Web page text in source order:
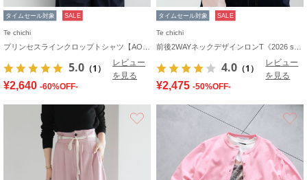
タイムセール対象 SALE
Te chichi
5.0 （1）
レビュー
を見る
¥2,640 -60%OFF-
タイムセール対象 SALE
Te chichi
4.0 （1）
レビュー
を見る
¥2,475 -50%OFF-